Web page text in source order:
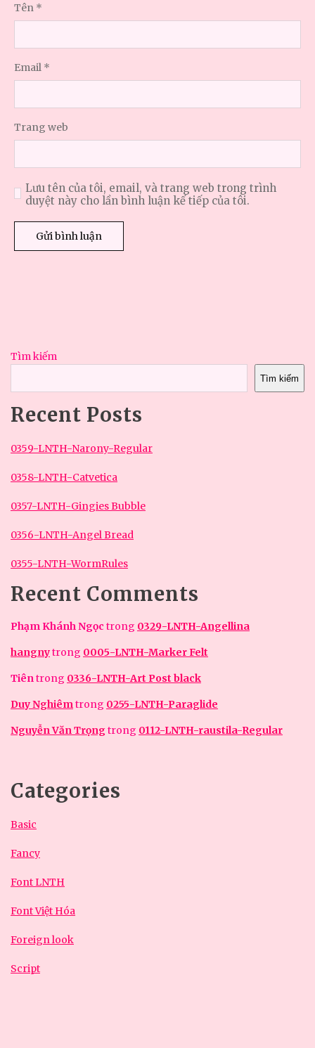
Tên *
Email *
Trang web
Lưu tên của tôi, email, và trang web trong trình
duyệt này cho lần bình luận kế tiếp của tôi.
Tìm kiếm
Tìm kiếm
Recent Posts
0359-LNTH-Narony-Regular
0358-LNTH-Catvetica
0357-LNTH-Gingies Bubble
0356-LNTH-Angel Bread
0355-LNTH-WormRules
Recent Comments
Phạm Khánh Ngọc trong 0329-LNTH-Angellina
hangnytrong 0005-LNTH-Marker Felt
Tiêntrong 0336-LNTH-Art Post black
Duy Nghiêmtrong 0255-LNTH-Paraglide
Nguyễn Văn Trọngtrong 0112-LNTH-raustila-Regular
Categories
Basic
Fancy
Font LNTH
Font Việt Hóa
Foreign look
Script